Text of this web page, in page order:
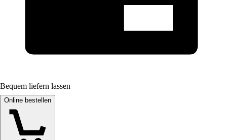
Bequem liefern lassen
Online bestellen